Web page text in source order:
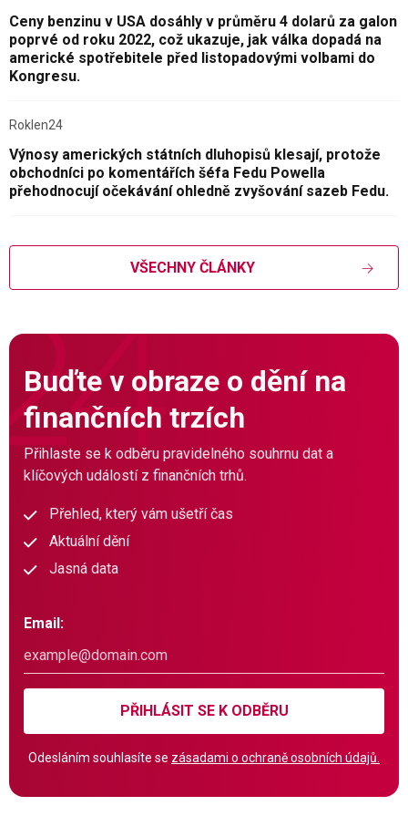
Ceny benzinu v USA dosáhly v průměru 4 dolarů za galon
poprvé od roku 2022, což ukazuje, jak válka dopadá na
americké spotřebitele před listopadovými volbami do
Kongresu.
Roklen24
Výnosy amerických státních dluhopisů klesají, protože
obchodníci po komentářích šéfa Fedu Powella
přehodnocují očekávání ohledně zvyšování sazeb Fedu.
VŠECHNY ČLÁNKY
Buďte v obraze o dění na
finančních trzích
Přihlaste se k odběru pravidelného souhrnu dat a
klíčových událostí z finančních trhů.
Přehled, který vám ušetří čas
Aktuální dění
Jasná data
Email:
PŘIHLÁSIT SE K ODBĚRU
Odesláním souhlasíte se zásadami o ochraně osobních údajů.